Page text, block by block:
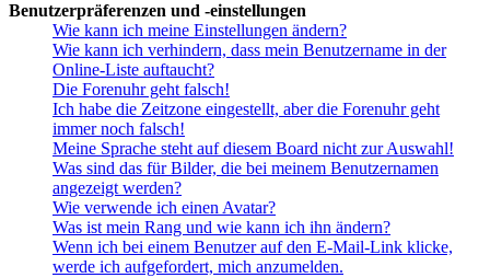
Benutzerpräferenzen und -einstellungen
Wie kann ich meine Einstellungen ändern?
Wie kann ich verhindern, dass mein Benutzername in der
Online-Liste auftaucht?
Die Forenuhr geht falsch!
Ich habe die Zeitzone eingestellt, aber die Forenuhr geht
immer noch falsch!
Meine Sprache steht auf diesem Board nicht zur Auswahl!
Was sind das für Bilder, die bei meinem Benutzernamen
angezeigt werden?
Wie verwende ich einen Avatar?
Was ist mein Rang und wie kann ich ihn ändern?
Wenn ich bei einem Benutzer auf den E-Mail-Link klicke,
werde ich aufgefordert, mich anzumelden.